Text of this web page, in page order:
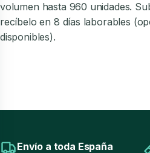
volumen hasta 960 unidades.
recíbelo en 8 días laborables
disponibles).
Envío a toda España